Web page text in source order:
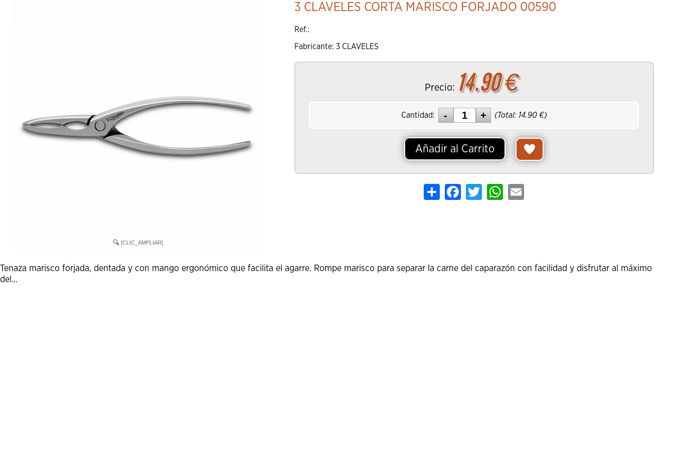
[CLIC_AMPLIAR]
3 CLAVELES CORTA MARISCO FORJADO 00590
Ref.:
Fabricante: 3 CLAVELES
Precio: 14.90€
Cantidad: (Total: 14.90€)
Añadir al Carrito
Share FacebookTwitter WhatsApp
Tenaza marisco forjada, dentada y con mango ergonómico que facilita el agarre. Rompe marisco para separar la carne del caparazón con facilidad y disfrutar al máximo
del...